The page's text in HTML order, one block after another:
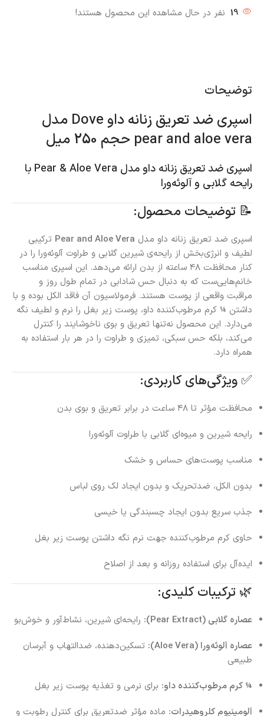
19 نفر در حال مشاهده این محصول هستند!
توضیحات
اسپری ضد تعریق زنانه داو Dove مدل
pear and aloe vera حجم 250 میل
اسپری ضد تعریق زنانه داو مدل Pear & Aloe Vera با
رایحه گلابی و آلوئه‌ورا
📝 توضیحات محصول:
اسپری ضد تعریق زنانه داو مدل Pear and Aloe Vera ترکیبی
لطیف و انرژی‌بخش از رایحه‌ی شیرین گلابی و طراوت آلوئه‌ورا را در
کنار محافظت ۴۸ ساعته از بدن ارائه می‌دهد. این اسپری مناسب
خانم‌هایی‌ست که به دنبال حس شادابی در تمام طول روز و
مراقبت واقعی از پوست هستند. فرمولاسیون آن فاقد الکل بوده و با
داشتن ¼ کرم مرطوب‌کننده داو، پوست زیر بغل را نرم و لطیف نگه
می‌دارد. این محصول نه‌تنها تعریق و بوی ناخوشایند را کنترل
می‌کند، بلکه حس سبکی، تمیزی و طراوت را در هر بار استفاده به
همراه دارد.
✅ ویژگی‌های کاربردی:
محافظت مؤثر تا ۴۸ ساعت در برابر تعریق و بوی بدن
رایحه شیرین و میوه‌ای گلابی با طراوت آلوئه‌ورا
مناسب پوست‌های حساس و خشک
بدون الکل، ضدتحریک و بدون ایجاد لک روی لباس
جذب سریع بدون ایجاد چسبندگی یا خیسی
حاوی کرم مرطوب‌کننده جهت نرم نگه داشتن پوست زیر بغل
ایده‌آل برای استفاده روزانه و بعد از اصلاح
🌿 ترکیبات کلیدی:
عصاره گلابی (Pear Extract):
رایحه‌ای شیرین، نشاط‌آور و خوش‌بو
عصاره آلوئه‌ورا (Aloe Vera):
تسکین‌دهنده، ضدالتهاب و آبرسان
طبیعی
¼ کرم مرطوب‌کننده داو: برای نرمی و تغذیه پوست زیر بغل
آلومینیوم کلروهیدرات: ماده مؤثر ضدتعریق برای کنترل رطوبت و